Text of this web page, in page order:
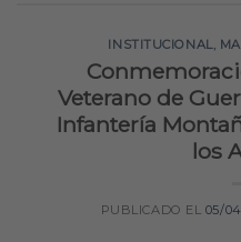
INSTITUCIONAL,
Veterano de
Infantería
los
PUBLICADO EL 05/